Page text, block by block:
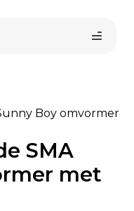
Boy omvormer
SMA
met